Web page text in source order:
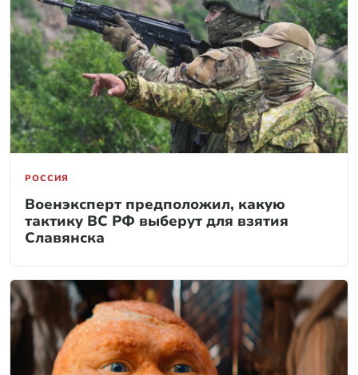
РОССИЯ
Военэксперт предположил, какую
тактику ВС РФ выберут для взятия
Славянска